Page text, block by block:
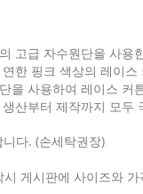
고급 자수원단을 사용
한 핑크 색상의 레이스
을 사용하여 레이스 커
산부터 제작까지 모두
다. (손세탁권장)
게시판에 사이즈와